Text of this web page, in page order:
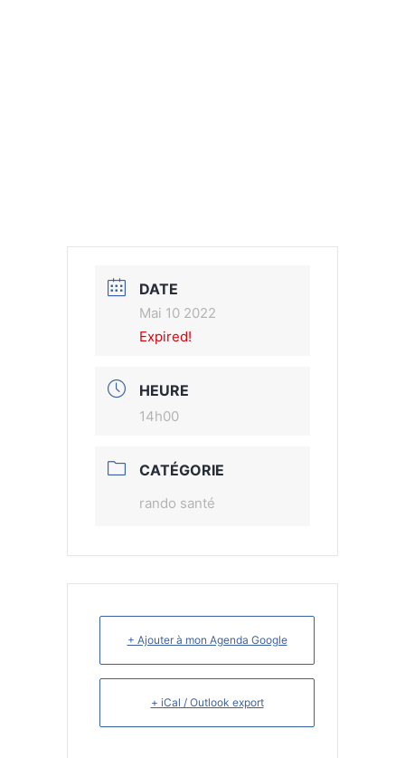
DATE
Mai 10 2022
Expired!
HEURE
14h00
CATÉGORIE
rando santé
+ Ajouter à mon Agenda Google
+ iCal / Outlook export